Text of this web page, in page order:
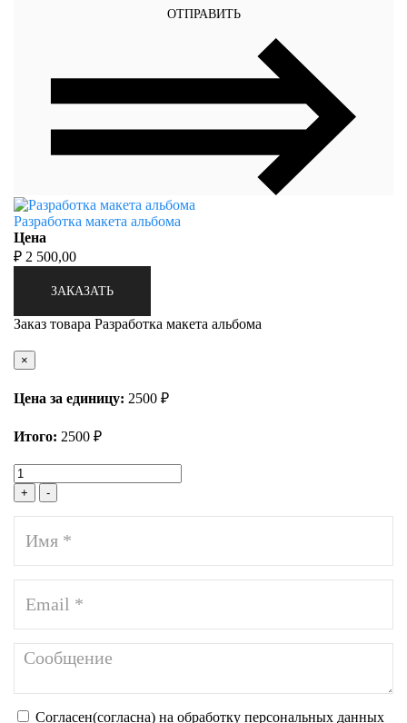
ОТПРАВИТЬ
Разработка макета альбома
Цена
₽ 2 500,00
ЗАКАЗАТЬ
Заказ товара Разработка макета альбома
×
Цена за единицу: 2500 ₽
Итого: 2500 ₽
+ -
Согласен(согласна) на обработку персональных данных